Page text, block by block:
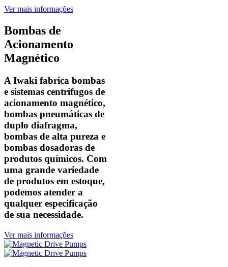
Ver mais informações
Bombas de
Acionamento
Magnético
A Iwaki fabrica bombas
e sistemas centrífugos de
acionamento magnético,
bombas pneumáticas de
duplo diafragma,
bombas de alta pureza e
bombas dosadoras de
produtos químicos. Com
uma grande variedade
de produtos em estoque,
podemos atender a
qualquer especificação
de sua necessidade.
Ver mais informações